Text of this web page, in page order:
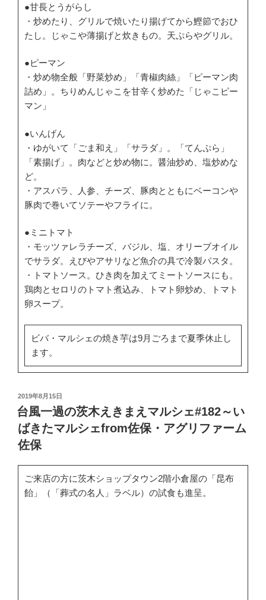
●甘長とうがらし
・炒めたり、グリルで焼いたり揚げてから鰹節でおひ
たし。じゃこや薄揚げと炊きもの。天ぷらやグリル。
●ピーマン
・炒め物全般「野菜炒め」「青椒肉絲」「ピーマン肉
詰め」。ちりめんじゃこを甘辛く炒めた「じゃこピー
マン」
●いんげん
・ゆがいて「ごま和え」「サラダ」。「てんぷら」
「素揚げ」。肉などと炒め物に。醤油炒め、塩炒めな
ど。
・アスパラ、人参、チーズ、豚肉とともにベーコンや
豚肉で巻いてソテーやフライに。
●ミニトマト
・モッツァレラチーズ、バジル、塩、オリーブオイル
でサラダ。えびやアサリなど魚介の具で冷製パスタ。
・トマトソース。ひき肉を加えてミートソースにも。
鶏肉とセロリのトマト煮込み、トマト卵炒め、トマト
卵スープ。
ビバ・マルシェの焼き芋は9月ごろまで夏季休止し
ます。
投
稿
日:
2019年8月15日
台風一過の茨木えきまえマルシェ#182～い
ばきたマルシェfrom佐保・アグリファーム
佐保
ご来店の方に茨木ショップタウン2階小倉屋の「昆布
飴」（「葬式の名人」ラベル）の試食も進呈。